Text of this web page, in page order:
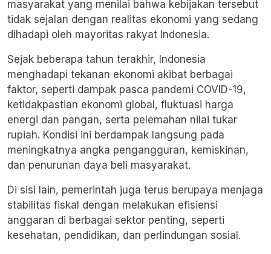
masyarakat yang menilai bahwa kebijakan tersebut
tidak sejalan dengan realitas ekonomi yang sedang
dihadapi oleh mayoritas rakyat Indonesia.
Sejak beberapa tahun terakhir, Indonesia
menghadapi tekanan ekonomi akibat berbagai
faktor, seperti dampak pasca pandemi COVID-19,
ketidakpastian ekonomi global, fluktuasi harga
energi dan pangan, serta pelemahan nilai tukar
rupiah. Kondisi ini berdampak langsung pada
meningkatnya angka pengangguran, kemiskinan,
dan penurunan daya beli masyarakat.
Di sisi lain, pemerintah juga terus berupaya menjaga
stabilitas fiskal dengan melakukan efisiensi
anggaran di berbagai sektor penting, seperti
kesehatan, pendidikan, dan perlindungan sosial.